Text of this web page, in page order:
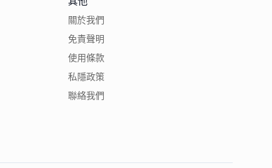
關於我們
免責聲明
使用條款
私隱政策
聯絡我們